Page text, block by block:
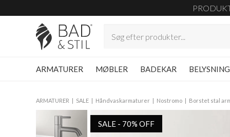
ARMATURER MØBLER BADEKAR BELYSNING
ARMATURER SALE Håndvaskarmaturer Nostromo Borstet stal
SALE - 70% OFF